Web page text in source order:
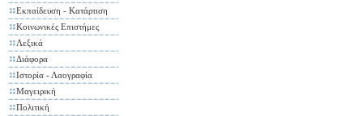
Εκπαίδευση - Κατάρτιση
Κοινωνικές Επιστήμες
Λεξικά
Διάφορα
Ιστορία - Λαογραφία
Μαγειρική
Πολιτική